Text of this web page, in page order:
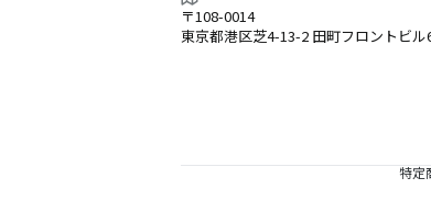
〒108-0014
東京都港区芝4-13-2 田町フロントビル
特定